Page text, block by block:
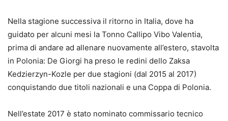
Nella stagione successiva il ritorno in Italia, dove ha
guidato per alcuni mesi la Tonno Callipo Vibo Valentia,
prima di andare ad allenare nuovamente all’estero, stavolta
in Polonia: De Giorgi ha preso le redini dello Zaksa
Kedzierzyn-Kozle per due stagioni (dal 2015 al 2017)
conquistando due titoli nazionali e una Coppa di Polonia.
Nell’estate 2017 è stato nominato commissario tecnico